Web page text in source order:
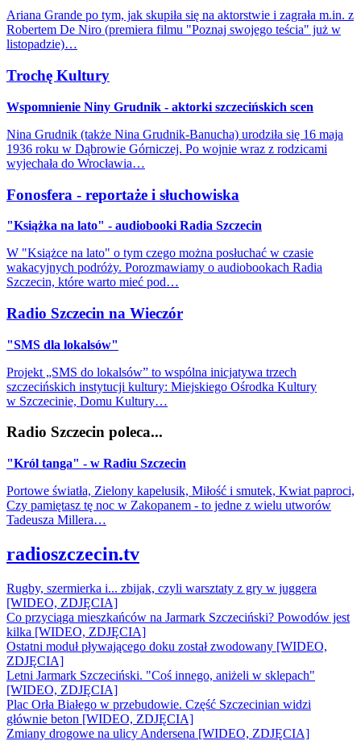
Ariana Grande po tym, jak skupiła się na aktorstwie i zagrała m.in. z
Robertem De Niro (premiera filmu "Poznaj swojego teścia" już w
listopadzie)…
Trochę Kultury
Wspomnienie Niny Grudnik - aktorki szczecińskich scen
Nina Grudnik (także Nina Grudnik-Banucha) urodziła się 16 maja
1936 roku w Dąbrowie Górniczej. Po wojnie wraz z rodzicami
wyjechała do Wrocławia…
Fonosfera - reportaże i słuchowiska
"Książka na lato" - audiobooki Radia Szczecin
W "Książce na lato" o tym czego można posłuchać w czasie
wakacyjnych podróży. Porozmawiamy o audiobookach Radia
Szczecin, które warto mieć pod…
Radio Szczecin na Wieczór
"SMS dla lokalsów"
Projekt „SMS do lokalsów” to wspólna inicjatywa trzech
szczecińskich instytucji kultury: Miejskiego Ośrodka Kultury
w Szczecinie, Domu Kultury…
Radio Szczecin poleca...
"Król tanga" - w Radiu Szczecin
Portowe światła, Zielony kapelusik, Miłość i smutek, Kwiat paproci,
Czy pamiętasz tę noc w Zakopanem - to jedne z wielu utworów
Tadeusza Millera…
radioszczecin.tv
Rugby, szermierka i... zbijak, czyli warsztaty z gry w juggera
[WIDEO, ZDJĘCIA]
Co przyciąga mieszkańców na Jarmark Szczeciński? Powodów jest
kilka [WIDEO, ZDJĘCIA]
Ostatni moduł pływającego doku został zwodowany [WIDEO,
ZDJĘCIA]
Letni Jarmark Szczeciński. "Coś innego, aniżeli w sklepach"
[WIDEO, ZDJĘCIA]
Plac Orła Białego w przebudowie. Część Szczecinian widzi
głównie beton [WIDEO, ZDJĘCIA]
Zmiany drogowe na ulicy Andersena [WIDEO, ZDJĘCIA]